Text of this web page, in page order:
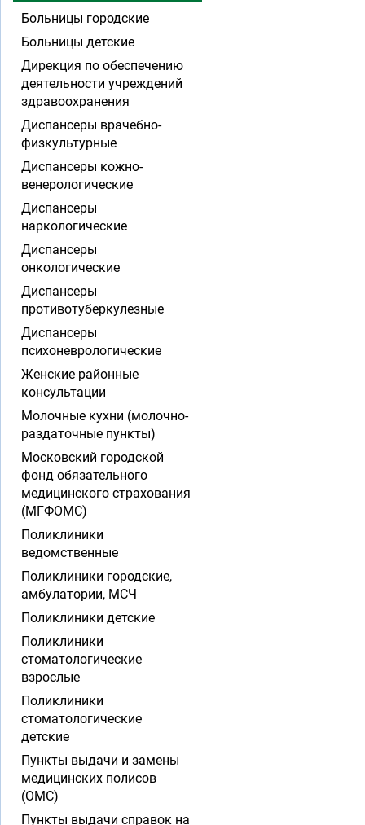
Больницы городские
Больницы детские
Дирекция по обеспечению
деятельности учреждений
здравоохранения
Диспансеры врачебно-
физкультурные
Диспансеры кожно-
венерологические
Диспансеры
наркологические
Диспансеры
онкологические
Диспансеры
противотуберкулезные
Диспансеры
психоневрологические
Женские районные
консультации
Молочные кухни (молочно-
раздаточные пункты)
Московский городской
фонд обязательного
медицинского страхования
(МГФОМС)
Поликлиники
ведомственные
Поликлиники городские,
амбулатории, МСЧ
Поликлиники детские
Поликлиники
стоматологические
взрослые
Поликлиники
стоматологические
детские
Пункты выдачи и замены
медицинских полисов
(ОМС)
Пункты выдачи справок на